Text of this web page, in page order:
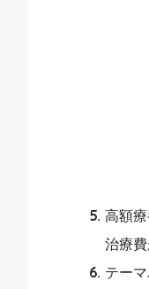
高額
治療
テー